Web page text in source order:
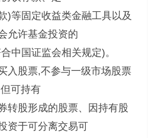
)等固定收益类金融工具以及
允许基金投资的
中国证监会相关规定)。
入股票,不参与一级市场股票
可持有
转股形成的股票、因持有股
资于可分离交易可